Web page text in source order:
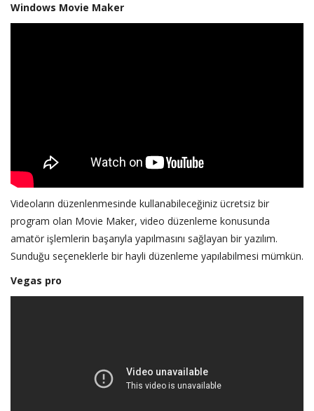
Windows Movie Maker
Videoların düzenlenmesinde kullanabileceğiniz ücretsiz bir
program olan Movie Maker, video düzenleme konusunda
amatör işlemlerin başarıyla yapılmasını sağlayan bir yazılım.
Sunduğu seçeneklerle bir hayli düzenleme yapılabilmesi mümkün.
Vegas pro